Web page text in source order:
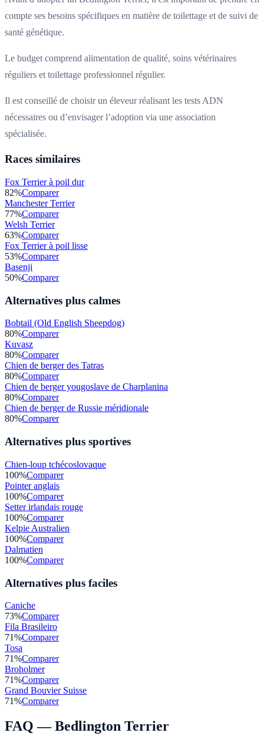
compte ses besoins spécifiques en matière de toilettage et de suivi de
santé génétique.
Le budget comprend alimentation de qualité, soins vétérinaires
réguliers et toilettage professionnel régulier.
Il est conseillé de choisir un éleveur réalisant les tests ADN
nécessaires ou d’envisager l’adoption via une association
spécialisée.
Races similaires
Fox Terrier à poil dur
82%Comparer
Manchester Terrier
77%Comparer
Welsh Terrier
63%Comparer
Fox Terrier à poil lisse
53%Comparer
Basenji
50%Comparer
Alternatives plus calmes
Bobtail (Old English Sheepdog)
80%Comparer
Kuvasz
80%Comparer
Chien de berger des Tatras
80%Comparer
Chien de berger yougoslave de Charplanina
80%Comparer
Chien de berger de Russie méridionale
80%Comparer
Alternatives plus sportives
Chien-loup tchécoslovaque
100%Comparer
Pointer anglais
100%Comparer
Setter irlandais rouge
100%Comparer
Kelpie Australien
100%Comparer
Dalmatien
100%Comparer
Alternatives plus faciles
Caniche
73%Comparer
Fila Brasileiro
71%Comparer
Tosa
71%Comparer
Broholmer
71%Comparer
Grand Bouvier Suisse
71%Comparer
FAQ —Bedlington Terrier